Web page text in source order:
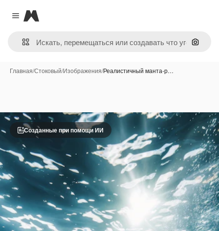
Close menu
Magnific
Поиск
Главная/Стоковый/Изображения/Реалистичный манта-р…
Созданные при помощи ИИ